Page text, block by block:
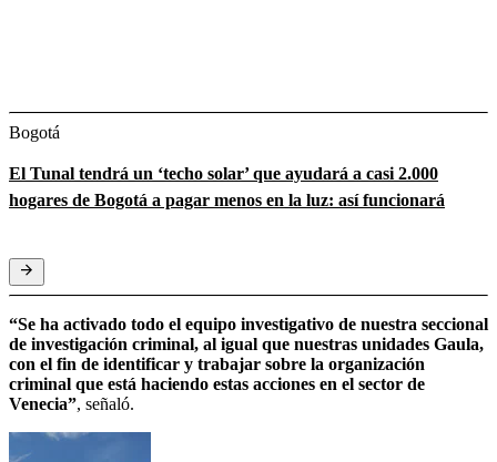
Bogotá
El Tunal tendrá un ‘techo solar’ que ayudará a casi 2.000
hogares de Bogotá a pagar menos en la luz: así funcionará
“Se ha activado todo el equipo investigativo de nuestra seccional
de investigación criminal, al igual que nuestras unidades Gaula,
con el fin de identificar y trabajar sobre la organización
criminal que está haciendo estas acciones en el sector de
Venecia”, señaló.